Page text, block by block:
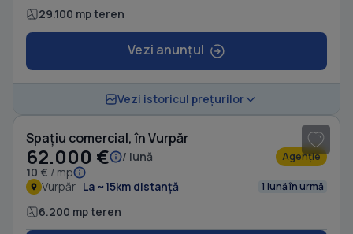
29.100 mp teren
Vezi anunțul
Vezi istoricul prețurilor
Spațiu comercial, în Vurpăr
62.000 €
/ lună
10 € / mp
Agenție
Vurpăr La ~15km distanță 1 lună în urmă
6.200 mp teren